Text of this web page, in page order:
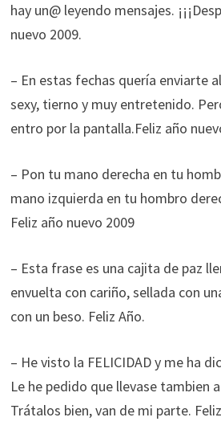
hay un@ leyendo mensajes.
nuevo 2009.
– En estas fechas quería enviarte
sexy, tierno y muy entretenido.
entro por la pantalla.Feliz año
– Pon tu mano derecha en tu
mano izquierda en tu hombro
Feliz año nuevo 2009
– Esta frase es una cajita de paz
envuelta con cariño, sellada con
con un beso. Feliz Año.
– He visto la FELICIDAD y me ha
Le he pedido que llevase tambien a
Trátalos bien, van de mi parte.